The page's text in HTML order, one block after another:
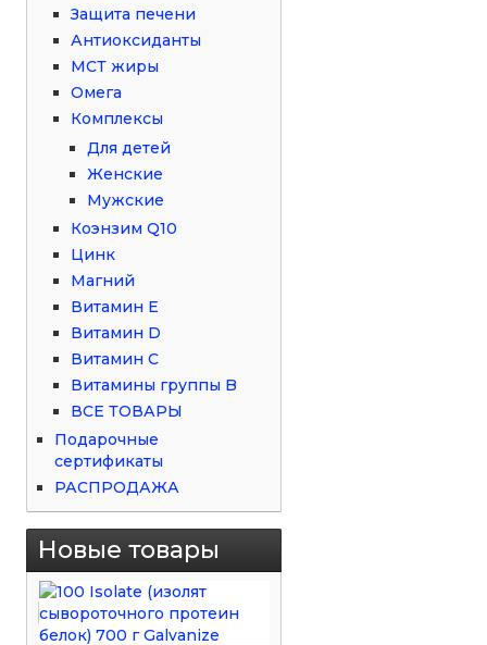
Защита печени
Антиоксиданты
МСТ жиры
Омега
Комплексы
Для детей
Женские
Мужские
Коэнзим Q10
Цинк
Магний
Витамин Е
Витамин D
Витамин С
Витамины группы B
ВСЕ ТОВАРЫ
Подарочные
сертификаты
РАСПРОДАЖА
Новые товары